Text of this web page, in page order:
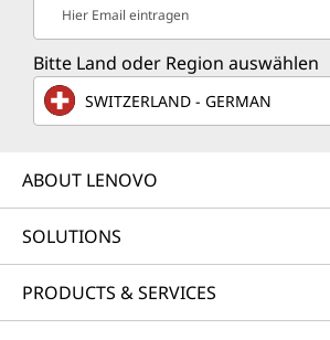
Hier Email eintragen
Bitte Land oder Region auswählen
SWITZERLAND - GERMAN
ABOUT LENOVO
SOLUTIONS
PRODUCTS & SERVICES